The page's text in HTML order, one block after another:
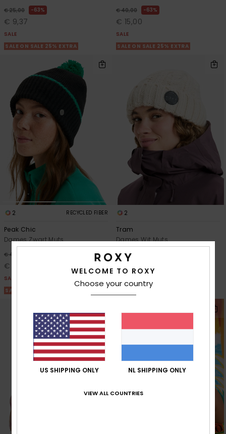
€ 25,00 63%
€ 9,37
SALE
SALE ON SALE 25% EXTRA
€ 40,00 63%
€ 15,00
SALE
SALE ON SALE 25% EXTRA
2 RECYCLED FIBER
Peak Chic
Dames Zwart Muts
€ 40,00
€ 15,00
SALE
SALE ON SALE 25% EXTRA
2
Tram
Dames Wit Muts
€ 35,00
€ 13,12
SALE ON SALE 25% EXTRA
WELCOME TO ROXY
Choose your country
US SHIPPING ONLY NL SHIPPING ONLY
VIEW ALL COUNTRIES